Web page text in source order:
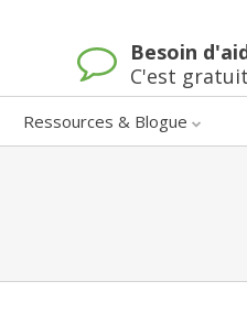
Besoin
C'est
Ressources & Blogue